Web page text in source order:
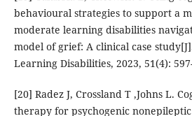
behavioural strategies to support a
moderate learning disabilities
model of grief: A clinical case
Learning Disabilities, 2023, 51(4):
[20] Radez J, Crossland T ,Johns L.
therapy for psychogenic nonepileptic